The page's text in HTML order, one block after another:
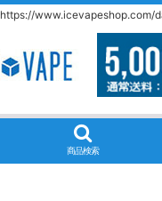
https://www.icevapeshop.com/
商品検索